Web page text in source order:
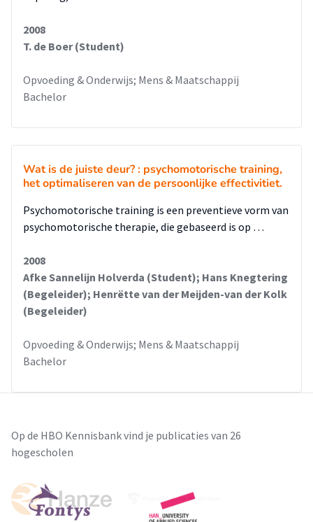
2008
T. de Boer (Student)
Opvoeding & Onderwijs; Mens & Maatschappij
Bachelor
Wat is de juiste deur? : psychomotorische training,
het optimaliseren van de persoonlijke effectivitiet.
Psychomotorische training is een preventieve vorm van
psychomotorische therapie, die gebaseerd is op …
2008
Afke Sannelijn Holverda (Student); Hans Knegtering
(Begeleider); Henrëtte van der Meijden-van der Kolk
(Begeleider)
Opvoeding & Onderwijs; Mens & Maatschappij
Bachelor
Op de HBO Kennisbank vind je publicaties van 26
hogescholen